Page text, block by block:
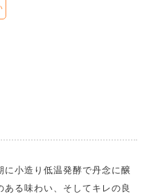
小造り低温発酵で丹念に醸
る味わい、そしてキレの良